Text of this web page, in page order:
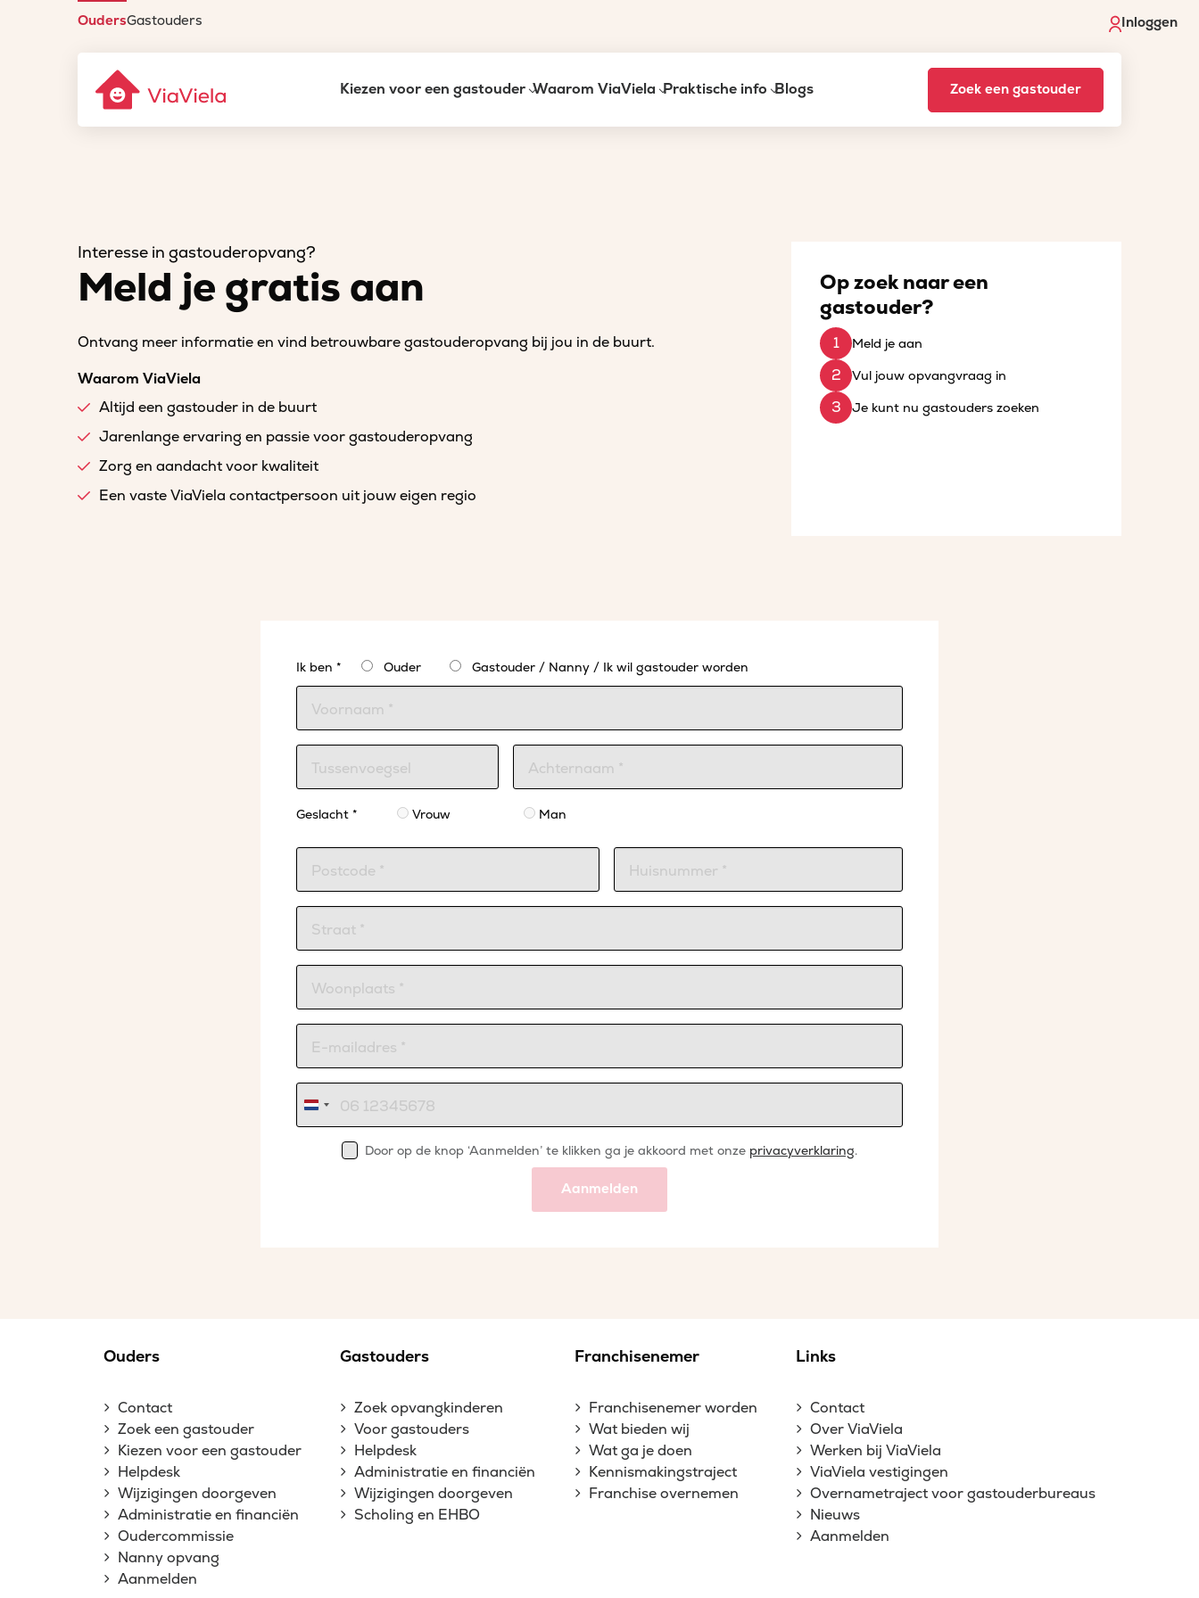
OudersGastouders Inloggen
Kiezen voor een gastouder Waarom ViaViela Praktische info Blogs Zoek een gastouder
Interesse in gastouderopvang?
Meld je gratis aan
Ontvang meer informatie en vind betrouwbare gastouderopvang bij jou in de buurt.
Waarom ViaViela
Altijd een gastouder in de buurt
Jarenlange ervaring en passie voor gastouderopvang
Zorg en aandacht voor kwaliteit
Een vaste ViaViela contactpersoon uit jouw eigen regio
Op zoek naar een
gastouder?
Meld je aan
Vul jouw opvangvraag in
Je kunt nu gastouders zoeken
Ik ben * Ouder Gastouder / Nanny / Ik wil gastouder worden
Geslacht * Vrouw Man
Nederland
+31
Door op de knop ‘Aanmelden’ te klikken ga je akkoord met onze privacyverklaring.
Aanmelden
Ouders
Contact
Zoek een gastouder
Kiezen voor een gastouder
Helpdesk
Wijzigingen doorgeven
Administratie en financiën
Oudercommissie
Nanny opvang
Aanmelden
Gastouders
Zoek opvangkinderen
Voor gastouders
Helpdesk
Administratie en financiën
Wijzigingen doorgeven
Scholing en EHBO
Franchisenemer
Franchisenemer worden
Wat bieden wij
Wat ga je doen
Kennismakingstraject
Franchise overnemen
Links
Contact
Over ViaViela
Werken bij ViaViela
ViaViela vestigingen
Overnametraject voor gastouderbureaus
Nieuws
Aanmelden